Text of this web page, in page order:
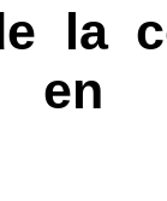
la
en